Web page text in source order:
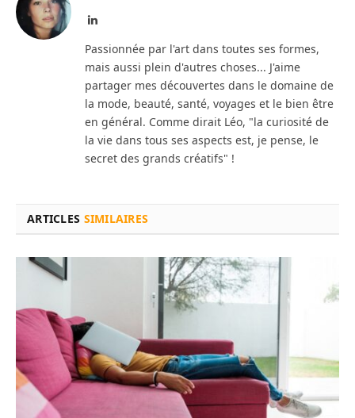
LinkedIn
Passionnée par l'art dans toutes ses formes,
mais aussi plein d'autres choses... J'aime
partager mes découvertes dans le domaine de
la mode, beauté, santé, voyages et le bien être
en général. Comme dirait Léo, "la curiosité de
la vie dans tous ses aspects est, je pense, le
secret des grands créatifs" !
ARTICLES SIMILAIRES